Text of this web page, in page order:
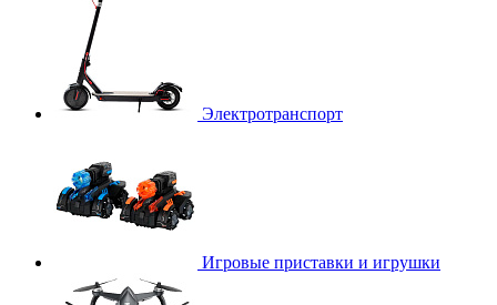
Электротранспорт
Игровые приставки и игрушки